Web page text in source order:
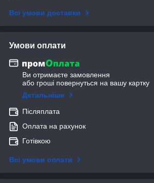
Всі умови доставки
Умови оплати
Ви отримаєте замовлення
або гроші повернуться на вашу картку
Детальніше
Післяплата
Оплата на рахунок
Готівкою
Всі умови оплати